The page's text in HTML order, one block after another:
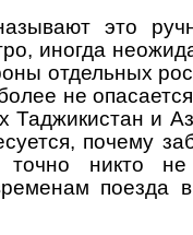
это
иногда
отдельных
не
Таджикистан и
почему
никто не
поезда